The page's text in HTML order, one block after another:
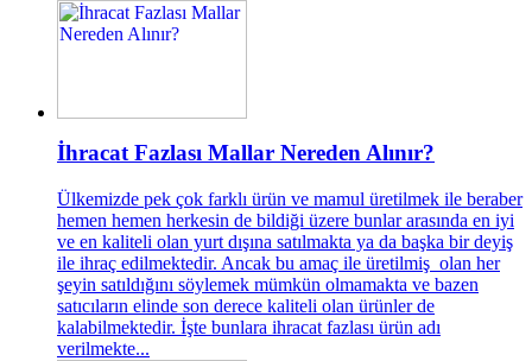
İhracat Fazlası Mallar Nereden Alınır?
Ülkemizde pek çok farklı ürün ve mamul üretilmek ile beraber
hemen hemen herkesin de bildiği üzere bunlar arasında en iyi
ve en kaliteli olan yurt dışına satılmakta ya da başka bir deyiş
ile ihraç edilmektedir. Ancak bu amaç ile üretilmiş olan her
şeyin satıldığını söylemek mümkün olmamakta ve bazen
satıcıların elinde son derece kaliteli olan ürünler de
kalabilmektedir. İşte bunlara ihracat fazlası ürün adı
verilmekte...